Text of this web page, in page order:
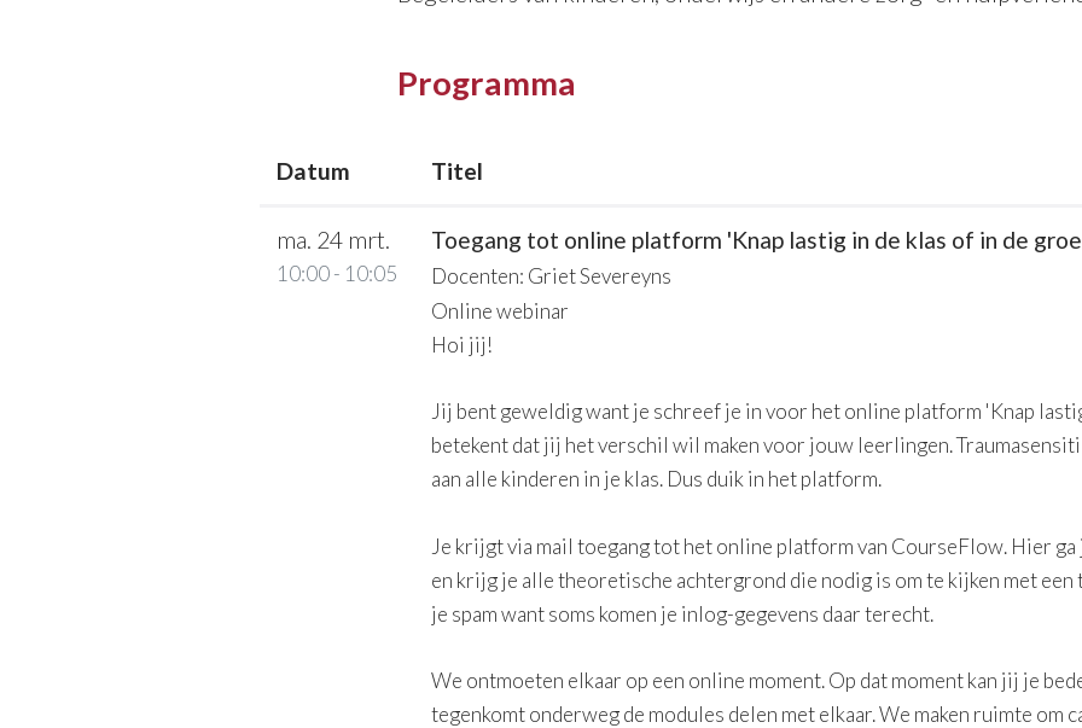
Programma
Datum Titel
ma. 24 mrt.
10:00 - 10:05
Toegang tot online platform 'Knap lastig in de klas of in de
Docenten: Griet Severeyns
Online webinar
Hoi jij!
Jij bent geweldig want je schreef je in voor het online platform 'Knap
betekent dat jij het verschil wil maken voor jouw leerlingen.
aan alle kinderen in je klas. Dus duik in het platform.
Je krijgt via mail toegang tot het online platform van CourseFlow. Hier ga
en krijg je alle theoretische achtergrond die nodig is om te kijken met een
je spam want soms komen je inlog-gegevens daar terecht.
We ontmoeten elkaar op een online moment. Op dat moment kan jij je
tegenkomt onderweg de modules delen met elkaar. We maken ruimte om